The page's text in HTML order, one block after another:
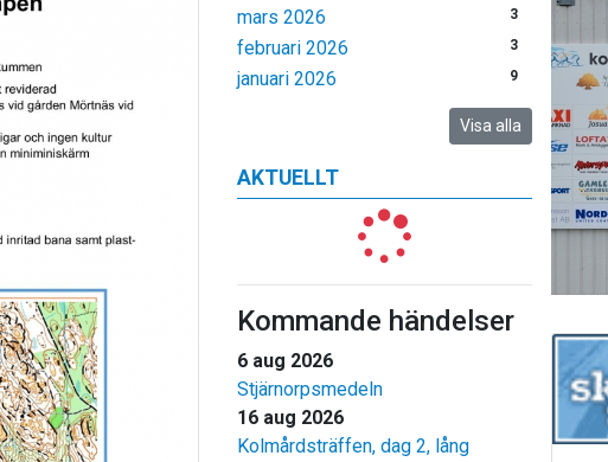
mars 2026 3
februari 2026 3
januari 2026 9
Visa alla
AKTUELLT
Kommande händelser
6 aug 2026
Stjärnorpsmedeln
16 aug 2026
Kolmårdsträffen, dag 2, lång